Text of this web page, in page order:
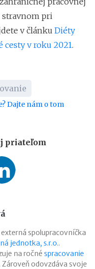
stravnom pri
v článku Diéty
v roku 2021.
Dajte nám o tom
priateľom
spolupracovníčka
jednotka, s.r.o..
na ročné spracovanie
odovzdáva svoje